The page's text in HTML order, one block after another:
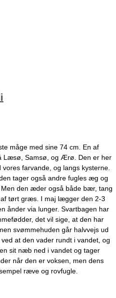
måge med sine 74 cm. En af
Læsø, Samsø, og Ærø. Den er her
farvande, og langs kysterne.
tager også andre fugles æg og
den æder også både bær, tang
tørt græs. I maj lægger den 2-3
ånder via lunger. Svartbagen har
det vil sige, at den har
svømmehuden går halvvejs ud
at den vader rundt i vandet, og
sit næb ned i vandet og tager
når den er voksen, men dens
ræve og rovfugle.